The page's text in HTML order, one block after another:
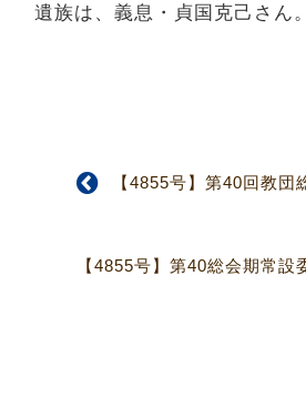
遺族は、義息・貞国克己さん。